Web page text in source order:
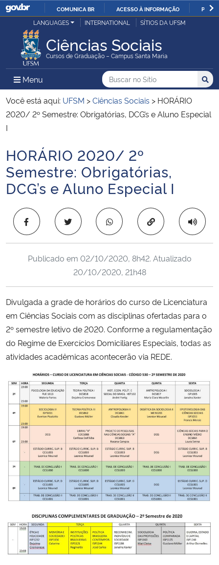
IR
O
COMUNICA BR ACESSO À INFORMAÇÃO
Ministério da Justiça e Segurança Pública
Ministério da Defesa
Ministério das Relações Exteriores
Ministério da Economia
Ministério da Infraestrutura
Ministério da Agricultura, Pecuária e Abastecimento
Ministério da Cidadania
Ministério da Ciência, Tecnologia, Inovações e Comunicações
Ministério do Meio Ambiente
Ministério do Turismo
Ministério do Desenvolvimento Regional
Controladoria-Geral da União
Ministério da Mulher, da Família e dos Direitos Humanos
Secretaria-Geral
Secretaria de Governo
Advocacia-Geral da União
LANGUAGES INTERNATIONAL SÍTIOS DA UFSM
Ciências Sociais
Cursos de Graduação – Campus Santa Maria
Menu Menu Principal do Sítio
Busca
Buscar no no Sítio
Busca:
Você está aqui: UFSM >Ciências Sociais > HORÁRIO
2020/ 2º Semestre: Obrigatórias, DCG’s e Aluno Especial
I
Início do conteúdo
HORÁRIO 2020/ 2º
Semestre: Obrigatórias,
DCG’s e Aluno Especial I
Copiar para área
Publicado em 02/10/2020, 8h42. Atualizado
20/10/2020, 21h48
Divulgada a grade de horários do curso de Licenciatura
em Ciências Sociais com as disciplinas ofertadas para o
2º semestre letivo de 2020. Conforme a regulamentação
do Regime de Exercícios Domiciliares Especiais, todas as
atividades acadêmicas acontecerão via REDE.